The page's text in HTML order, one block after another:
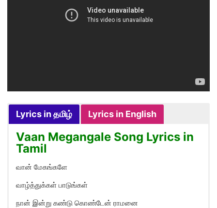
Lyrics in தமிழ் Lyrics in English
Vaan Megangale Song Lyrics in
Tamil
வான் மேகங்களே
வாழ்த்துக்கள் பாடுங்கள்
நான் இன்று கண்டு கொண்டேன் ராமனை